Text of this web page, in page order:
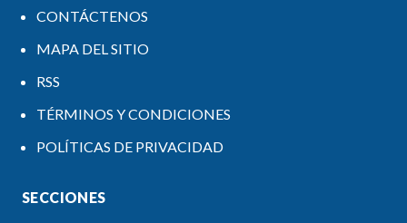
CONTÁCTENOS
MAPA DEL SITIO
RSS
TÉRMINOS Y CONDICIONES
POLÍTICAS DE PRIVACIDAD
SECCIONES